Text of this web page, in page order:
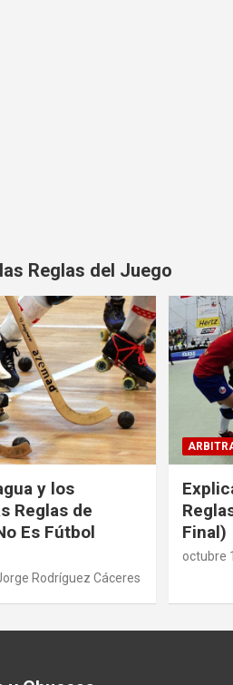
Reglas del Juego
y los
Reglas de
Es Fútbol
Rodríguez Cáceres
Final)
octubre